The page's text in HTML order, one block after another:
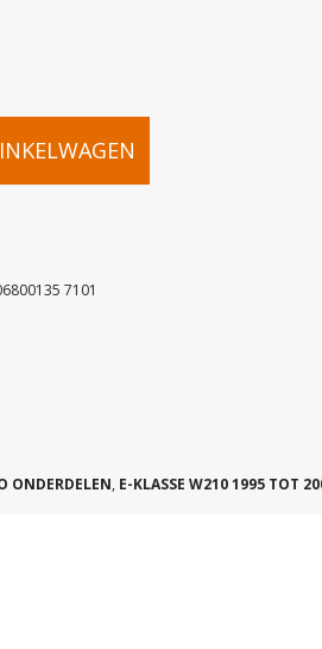
7101
ONDERDELEN, E-KLASSE W210 1995 TOT